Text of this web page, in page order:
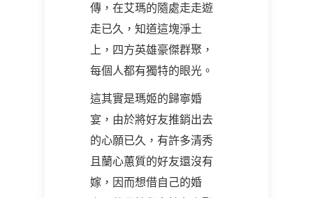
傳，在艾瑪的隨處走走遊
走已久，知道這塊淨土
上，四方英雄豪傑群聚，
每個人都有獨特的眼光。
這其實是瑪姬的歸寧婚
宴，由於將好友推銷出去
的心願已久，有許多清秀
且蘭心蕙質的好友還沒有
嫁，因而想借自己的婚